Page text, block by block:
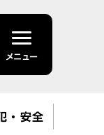
メニュー
・安全